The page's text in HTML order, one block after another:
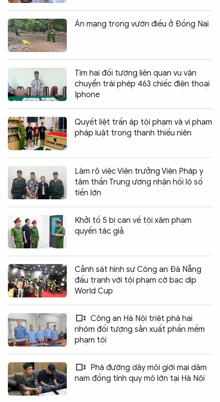
Án mạng trong vườn điều ở Đồng Nai
Tìm hai đối tượng liên quan vụ vận
chuyển trái phép 463 chiếc điện thoại
Iphone
Quyết liệt trấn áp tội phạm và vi phạm
pháp luật trong thanh thiếu niên
Làm rõ việc Viện trưởng Viện Pháp y
tâm thần Trung ương nhận hối lộ số
tiền lớn
Khởi tố 5 bị can về tội xâm phạm
quyền tác giả
Cảnh sát hình sự Công an Đà Nẵng
đấu tranh với tội phạm cờ bạc dịp
World Cup
Công an Hà Nội triệt phá hai
nhóm đối tượng sản xuất phần mềm
phạm tội
Phá đường dây môi giới mại dâm
nam đồng tính quy mô lớn tại Hà Nội